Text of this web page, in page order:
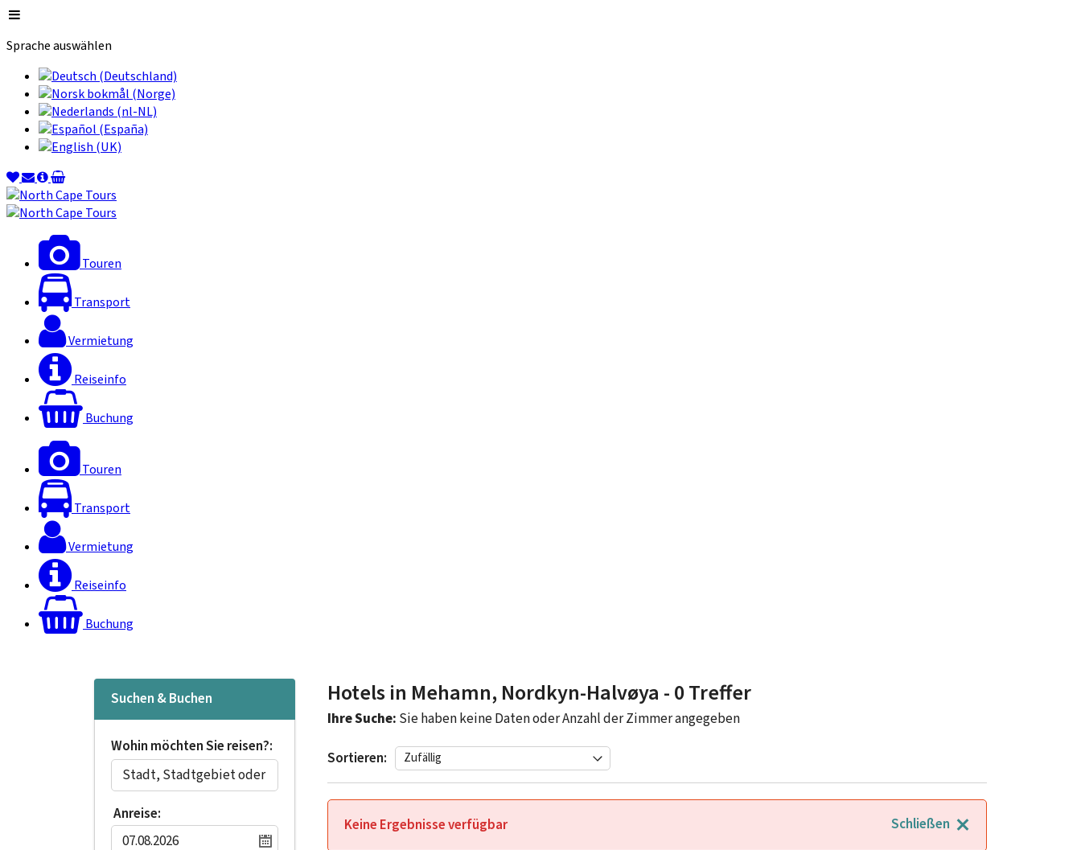
Sprache auswählen
Touren
Transport
Vermietung
Reiseinfo
Buchung
Touren
Transport
Vermietung
Reiseinfo
Buchung
Hotels in Mehamn, Nordkyn-Halvøya - 0 Treffer
Ihre Suche: Sie haben keine Daten oder Anzahl der Zimmer angegeben
Sortieren:
Schließen
Keine Ergebnisse verfügbar
Suchen & Buchen
Wohin möchten Sie reisen?:
Anreise: